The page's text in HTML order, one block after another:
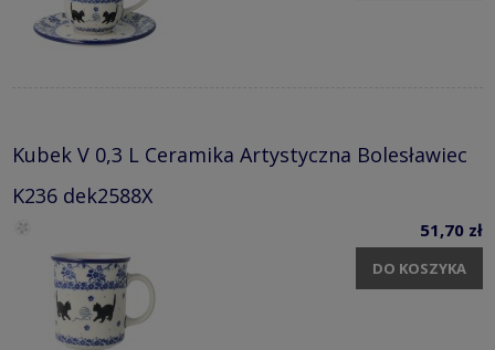
Kubek V 0,3 L Ceramika Artystyczna Bolesławiec
K236 dek2588X
51,70 zł
DO KOSZYKA